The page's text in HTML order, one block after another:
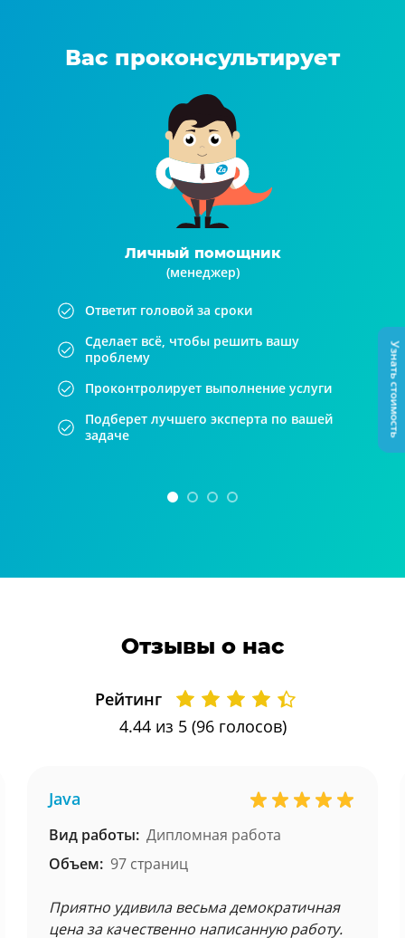
Вас проконсультирует
Личный помощник
(менеджер)
Ответит головой за сроки
Сделает всё, чтобы решить вашу
проблему
Проконтролирует выполнение услуги
Подберет лучшего эксперта по вашей
задаче
Отзывы о нас
Рейтинг
4.44из 5 (96 голосов)
Java
Вид работы: Дипломная работа
Объем: 97 страниц
Приятно удивила весьма демократичная
цена за качественно написанную работу.
Узнать стоимость